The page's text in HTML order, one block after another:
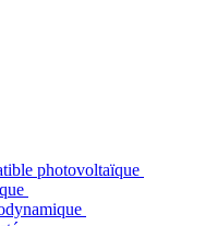
photovoltaïque